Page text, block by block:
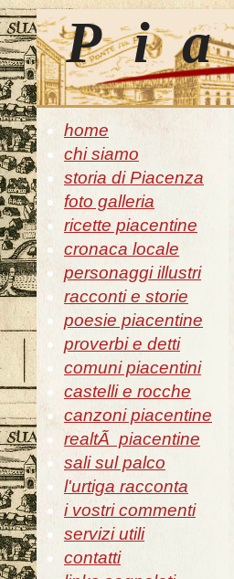
home
chi siamo
storia di Piacenza
foto galleria
ricette piacentine
cronaca locale
personaggi illustri
racconti e storie
poesie piacentine
proverbi e detti
comuni piacentini
castelli e rocche
canzoni piacentine
realtÃ piacentine
sali sul palco
l'urtiga racconta
i vostri commenti
servizi utili
contatti